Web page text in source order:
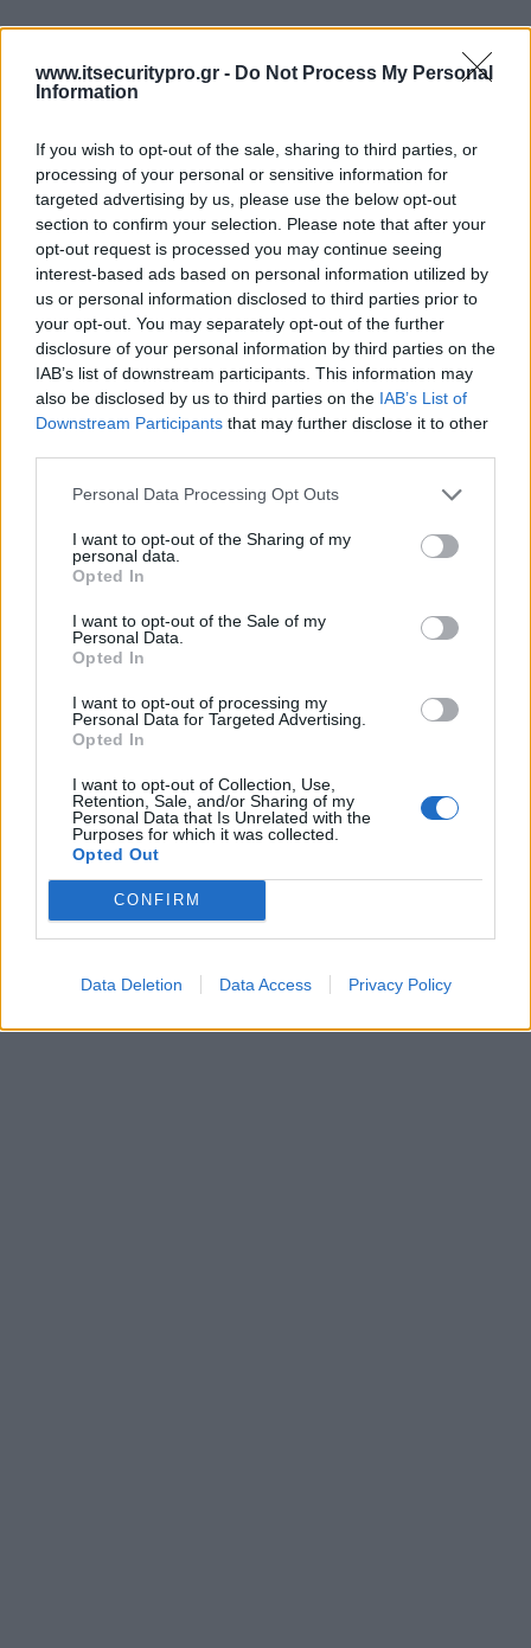
www.itsecuritypro.gr - Do Not Process My Personal
Information
If you wish to opt-out of the sale, sharing to third parties, or
processing of your personal or sensitive information for
targeted advertising by us, please use the below opt-out
section to confirm your selection. Please note that after your
opt-out request is processed you may continue seeing
interest-based ads based on personal information utilized by
us or personal information disclosed to third parties prior to
your opt-out. You may separately opt-out of the further
disclosure of your personal information by third parties on the
IAB’s list of downstream participants. This information may
also be disclosed by us to third parties on the IAB’s List of
Downstream Participants that may further disclose it to other
Personal Data Processing Opt Outs
I want to opt-out of the Sharing of my
personal data.
Opted In
I want to opt-out of the Sale of my
Personal Data.
Opted In
I want to opt-out of processing my
Personal Data for Targeted Advertising.
Opted In
I want to opt-out of Collection, Use,
Retention, Sale, and/or Sharing of my
Personal Data that Is Unrelated with the
Purposes for which it was collected.
Opted Out
CONFIRM
Data Deletion Data Access Privacy Policy